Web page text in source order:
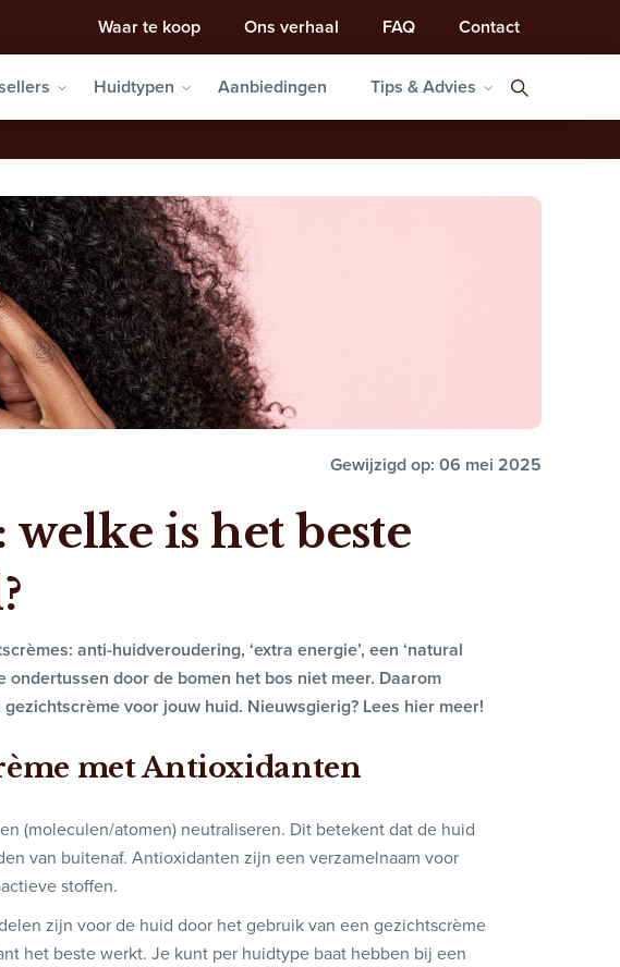
Waar te koop Ons verhaal FAQ Contact
Huidtypen Aanbiedingen Tips & Advies
Gewijzigd op: 06 mei 2025
is het beste
anti-huidveroudering, ‘extra energie’, een ‘natural
ondertussen door de bomen het bos niet meer. Daarom
voor jouw huid. Nieuwsgierig? Lees hier meer!
met Antioxidanten
(moleculen/atomen) neutraliseren. Dit betekent dat de huid
van buitenaf. Antioxidanten zijn een verzamelnaam voor
stoffen.
zijn voor de huid door het gebruik van een gezichtscrème
het beste werkt. Je kunt per huidtype baat hebben bij een